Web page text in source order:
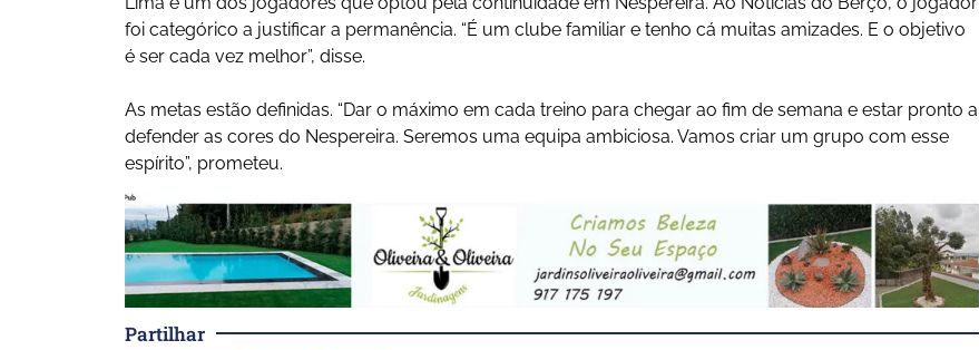
foi categórico a justificar a permanência. “É um clube familiar e tenho cá muitas amizades. E o objetivo
é ser cada vez melhor”, disse.
As metas estão definidas. “Dar o máximo em cada treino para chegar ao fim de semana e estar pronto a
defender as cores do Nespereira. Seremos uma equipa ambiciosa. Vamos criar um grupo com esse
espírito”, prometeu.
Partilhar